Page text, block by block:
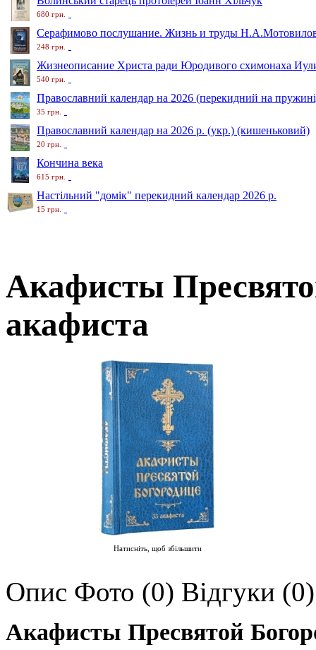
680 грн.
Серафимово послушание. Жизнь и труды
248 грн.
Жизнеописание Христа ради Юродивого схимонаха
540 грн.
Православний календар на 2026 (перекидний на
35 грн.
Православний календар на 2026 р. (укр.) (кишеньковий)
20 грн.
Кончина века
615 грн.
Настільний "домік" перекидний календар 2026 р.
15 грн.
Акафисты
акафиста
Натисніть, щоб збільшити
Опис Фото (0) Відгуки (0)
Акафисты Пресвятой